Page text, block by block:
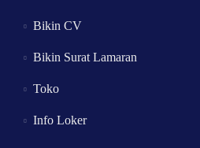
Bikin CV
Bikin Surat Lamaran
Toko
Info Loker